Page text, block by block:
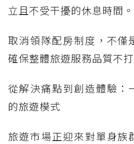
立且不受干擾的休息時間。
取消領隊配房制度，不僅
確保整體旅遊服務品質不
從解決痛點到創造體驗：
的旅遊模式
旅遊市場正迎來對單身族